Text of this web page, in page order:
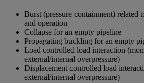
Burst (pressure containment) related
and operation
Collapse for an empty pipeline
Propagating buckling for an empty
Load controlled load interaction
external/internal overpressure)
Displacement controlled load
external/internal overpressure)